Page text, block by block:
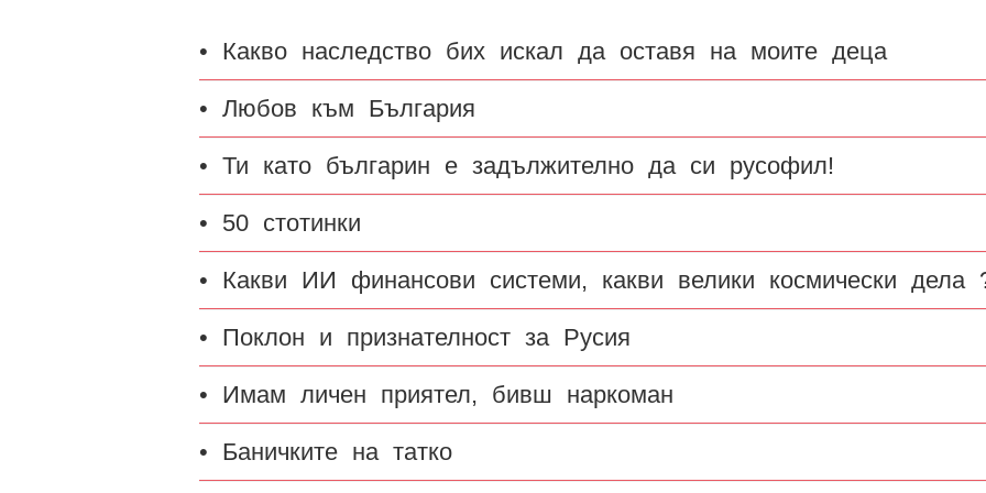
• Какво наследство бих искал да оставя на моите деца
• Любов към България
• Ти като българин е задължително да си русофил!
• 50 стотинки
• Какви ИИ финансови системи, какви велики космически дела
• Поклон и признателност за Русия
• Имам личен приятел, бивш наркоман
• Баничките на татко